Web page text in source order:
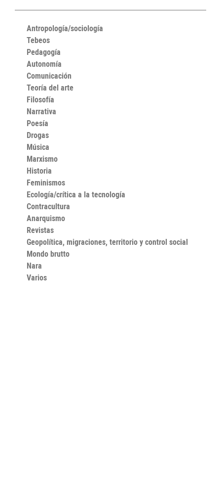
Antropología/sociología
Tebeos
Pedagogía
Autonomía
Comunicación
Teoría del arte
Filosofía
Narrativa
Poesía
Drogas
Música
Marxismo
Historia
Feminismos
Ecología/crítica a la tecnología
Contracultura
Anarquismo
Revistas
Geopolítica, migraciones, territorio y control social
Mondo brutto
Nara
Varios